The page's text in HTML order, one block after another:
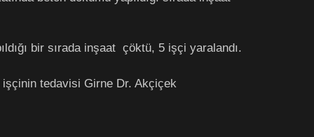
bir sırada inşaat çöktü, 5 işçi yaralandı.
işçinin tedavisi Girne Dr. Akçiçek